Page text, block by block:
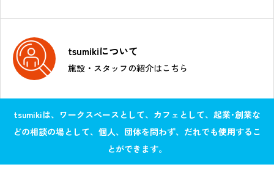
tsumikiについて
施設・スタッフの紹介はこちら
tsumikiは、ワークスペースとして、カフェとして、起業･創業な
どの相談の場として、個人、団体を問わず、だれでも使用するこ
とができます。